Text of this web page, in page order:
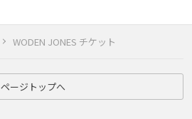
WODEN JONES チケット
ページトップへ